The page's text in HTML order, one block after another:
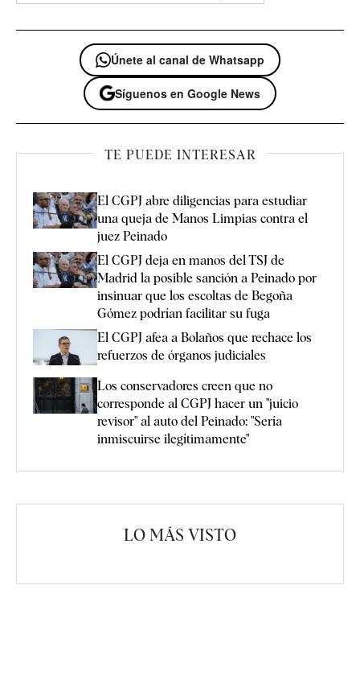
Únete al canal de Whatsapp
Síguenos en Google News
TE PUEDE INTERESAR
El CGPJ abre diligencias para estudiar
una queja de Manos Limpias contra el
juez Peinado
El CGPJ deja en manos del TSJ de
Madrid la posible sanción a Peinado por
insinuar que los escoltas de Begoña
Gómez podrían facilitar su fuga
El CGPJ afea a Bolaños que rechace los
refuerzos de órganos judiciales
Los conservadores creen que no
corresponde al CGPJ hacer un "juicio
revisor" al auto del Peinado: "Sería
inmiscuirse ilegítimamente"
LO MÁS VISTO